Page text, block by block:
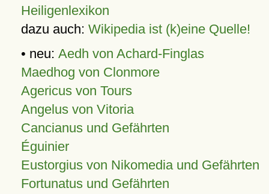
Heiligenlexikon
dazu auch: Wikipedia ist (k)eine Quelle!
• neu: Aedh von Achard-Finglas
Maedhog von Clonmore
Agericus von Tours
Angelus von Vitoria
Cancianus und Gefährten
Éguinier
Eustorgius von Nikomedia und Gefährten
Fortunatus und Gefährten